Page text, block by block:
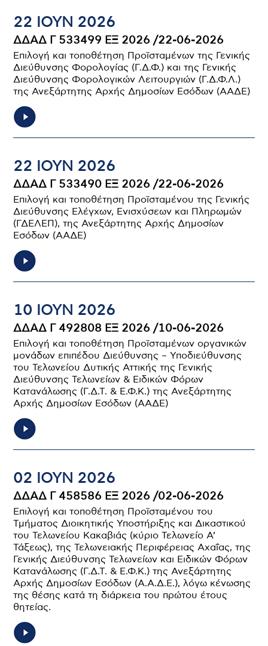
22 ΙΟΥΝ 2026
ΔΔΑΔ Γ 533499 ΕΞ 2026 /22-06-2026
Επιλογή και τοποθέτηση Προϊσταμένων της Γενικής
Διεύθυνσης Φορολογίας (Γ.Δ.Φ.) και της Γενικής
Διεύθυνσης Φορολογικών Λειτουργιών (Γ.Δ.Φ.Λ.)
της Ανεξάρτητης Αρχής Δημοσίων Εσόδων (ΑΑΔΕ)
22 ΙΟΥΝ 2026
ΔΔΑΔ Γ 533490 ΕΞ 2026 /22-06-2026
Επιλογή και τοποθέτηση Προϊσταμένου της Γενικής
Διεύθυνσης Ελέγχων, Ενισχύσεων και Πληρωμών
(ΓΔΕΛΕΠ), της Ανεξάρτητης Αρχής Δημοσίων
Εσόδων (ΑΑΔΕ)
10 ΙΟΥΝ 2026
ΔΔΑΔ Γ 492808 ΕΞ 2026 /10-06-2026
Επιλογή και τοποθέτηση Προϊσταμένων οργανικών
μονάδων επιπέδου Διεύθυνσης – Υποδιεύθυνσης
του Τελωνείου Δυτικής Αττικής της Γενικής
Διεύθυνσης Τελωνείων & Ειδικών Φόρων
Κατανάλωσης (Γ.Δ.Τ. & Ε.Φ.Κ.) της Ανεξάρτητης
Αρχής Δημοσίων Εσόδων (ΑΑΔΕ)
02 ΙΟΥΝ 2026
ΔΔΑΔ Γ 458586 ΕΞ 2026 /02-06-2026
Επιλογή και τοποθέτηση Προϊσταμένου του
Τμήματος Διοικητικής Υποστήριξης και Δικαστικού
του Τελωνείου Κακαβιάς (κύριο Τελωνείο Α’
Τάξεως), της Τελωνειακής Περιφέρειας Αχαΐας, της
Γενικής Διεύθυνσης Τελωνείων και Ειδικών Φόρων
Κατανάλωσης (Γ.Δ.Τ. & Ε.Φ.Κ.) της Ανεξάρτητης
Αρχής Δημοσίων Εσόδων (Α.Α.Δ.Ε.), λόγω κένωσης
της θέσης κατά τη διάρκεια του πρώτου έτους
θητείας.